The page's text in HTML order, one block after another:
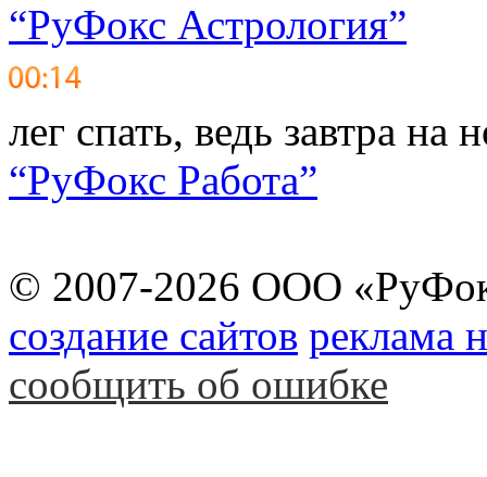
“РуФокс Астрология”
лег спать, ведь завтра
“РуФокс Работа”
© 2007-2026 ООО
создание сайтов реклама
сообщить об ошибке